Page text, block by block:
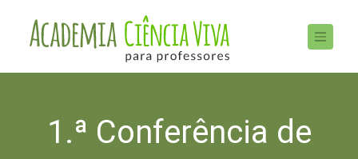
1.ª Conferência de